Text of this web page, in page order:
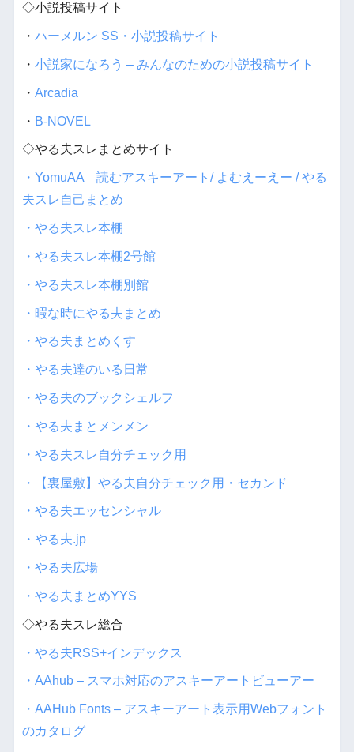
◇小説投稿サイト
・ ハーメルン SS・小説投稿サイト
・ 小説家になろう – みんなのための小説投稿サイト
・ Arcadia
・ B-NOVEL
◇やる夫スレまとめサイト
・YomuAA 読むアスキーアート/ よむえーえー / やる
夫スレ自己まとめ
・やる夫スレ本棚
・やる夫スレ本棚2号館
・やる夫スレ本棚別館
・暇な時にやる夫まとめ
・やる夫まとめくす
・やる夫達のいる日常
・やる夫のブックシェルフ
・やる夫まとメンメン
・やる夫スレ自分チェック用
・【裏屋敷】やる夫自分チェック用・セカンド
・やる夫エッセンシャル
・やる夫.jp
・やる夫広場
・やる夫まとめYYS
◇やる夫スレ総合
・やる夫RSS+インデックス
・AAhub – スマホ対応のアスキーアートビューアー
・AAHub Fonts – アスキーアート表示用Webフォント
のカタログ